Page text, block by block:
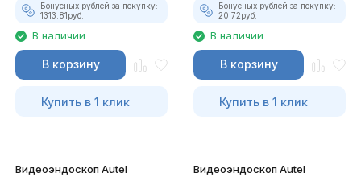
Бонусных рублей за покупку:
1313.81руб.
В наличии
В корзину
Купить в 1 клик
Бонусных рублей за покупку:
20.72руб.
В наличии
В корзину
Купить в 1 клик
Видеоэндоскоп Autel
Видеоэндоскоп Autel